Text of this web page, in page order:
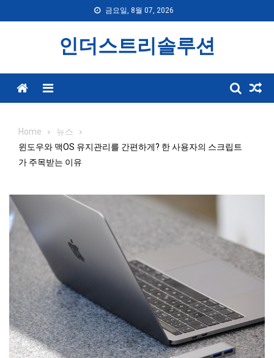
to
금요일, 8월 07, 2026
인더스트리솔루션
Menu
Home
뉴스
윈도우와 맥OS 유지관리를 간편하게? 한 사용자의 스크립트
가 주목받는 이유